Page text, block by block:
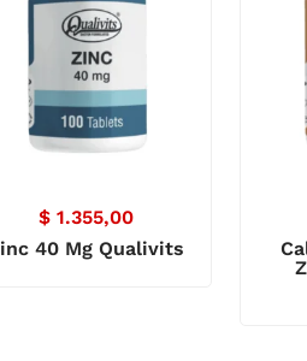
$ 1.355,00
40 Mg Qualivits